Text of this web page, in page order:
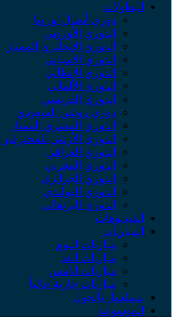
البطولات
دوري أبطال أوروبا
الدوري الأوروبي
الدوري الإنجليزي الممتاز
الدوري الإسباني
الدوري الإيطالي
الدوري الألماني
الدوري الفرنسي
دوري روشن السعودي
الدوري المصري الممتاز
الدوري الأردني للمحترفين
الدوري العراقي
الدوري المغربي
الدوري الجزائري
الدوري الهولندي
الدوري البرتغالي
الفيديوهات
المباريات
مباريات اليوم
مباريات الغد
مباريات الأمس
مباريات جارية حالياً
مسلسل بالجول
الموسوعة